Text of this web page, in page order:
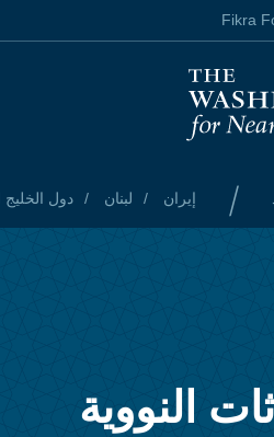
/ إيران لبنان دول الخليج
Fikra
النووية